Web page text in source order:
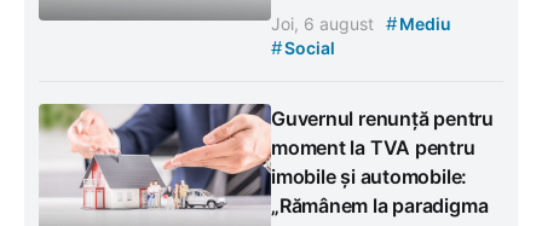
Joi, 6 august #Mediu
#Social
Guvernul renunță pentru
moment la TVA pentru
imobile și automobile:
„Rămânem la paradigma